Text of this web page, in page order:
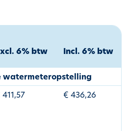
6% btw Incl. 6% btw
watermeteropstelling
411,57 € 436,26